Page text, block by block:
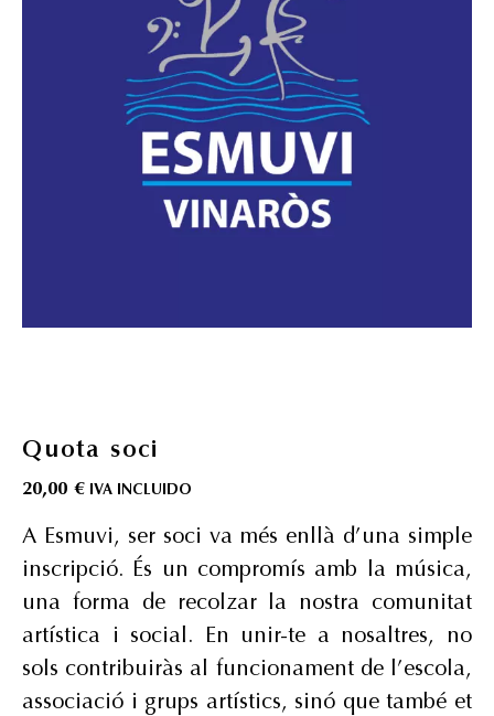
Quota soci
20,00 € IVA INCLUIDO
A Esmuvi, ser soci va més enllà d’una simple
inscripció. És un compromís amb la música,
una forma de recolzar la nostra comunitat
artística i social. En unir-te a nosaltres, no
sols contribuiràs al funcionament de l’escola,
associació i grups artístics, sinó que també et